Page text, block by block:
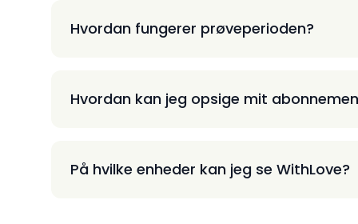
Hvordan fungerer prøveperioden?
Hvordan kan jeg opsige mit
På hvilke enheder kan jeg se WithLove?